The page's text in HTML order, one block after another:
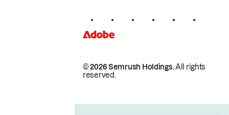
© 2026 Semrush Holdings.All rights
reserved.